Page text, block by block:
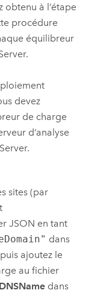
obtenu à l’étape
procédure
équilibreur
.
devez
de charge
d’analyse
.
sites (par
JSON en tant
dans
ajoutez le
au fichier
dans